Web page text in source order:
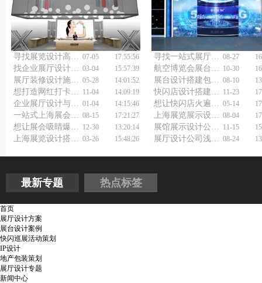
寻找展览设计高手？上海展览展台设计搭建公司不容错过！ 07-05 17:55:56 寻找一站式展厅设计解决方案？上海展厅设计供应商全搞定！ 08-27
找企业展厅设计公司，怎么避坑才能既省心又省一大笔钱呀？ 03-04 15:57:39 航空博览会展台设计搭建公司的撤馆须知 10-30
展厅装修设计施工如何做好？ 05-28 14:01:52 展台设计搭建包括哪些？ 08-10
想打造网红打卡地？企业展厅策划设计公司如何做到？ 11-04 14:09:19 快闪店设计搭建技巧 11-23
企业展厅设计与搭建如何做好? 01-04 14:15:46 想让快闪店火遍全城？上海巡展快闪店活动策划公司帮你实现！ 05-14
一站式上海展会展台设计搭建公司，省心更出彩，你选对了吗？ 08-15 17:21:27 上海展览展示设计公司浅析展馆展厅设计搭建 08-04
想让展会吸睛爆棚？展台设计搭建公司来揭秘！ 12-30 13:20:14 展馆展示设计公司经验分享 11-15
上海展览设计搭建公司如何助你一展风采？ 03-26 15:48:26 展厅设计公司浅谈中式餐厅装修设计 08-24
最新专题 热点标签
首页
展厅设计方案
展台设计案例
快闪巡展活动策划
IP设计
地产包装策划
展厅设计专题
新闻中心